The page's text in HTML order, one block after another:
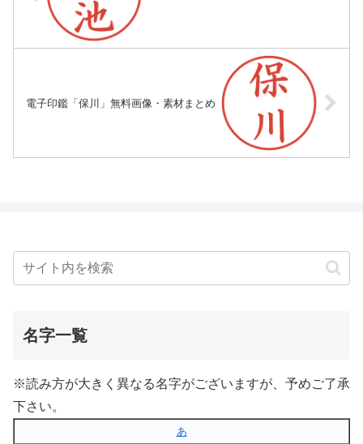
電子印鑑「保川」無料画像・素材まとめ
名字一覧
※読み方が大きく異なる名字がございますが、予めご了承
下さい。
あ